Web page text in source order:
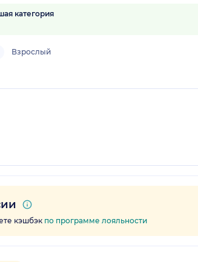
категория
Взрослый
кэшбэк по программе лояльности